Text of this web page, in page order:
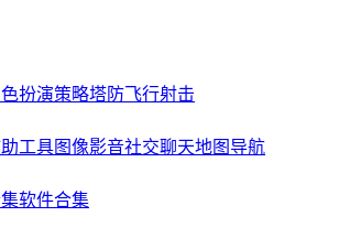
扮演策略塔防飞行射击
工具图像影音社交聊天地图导航
软件合集